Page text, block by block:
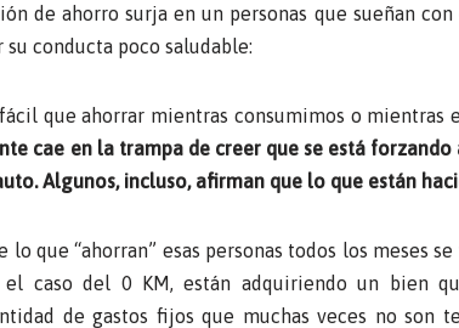
de ahorro surja en un personas que sueñan
conducta poco saludable:
que ahorrar mientras consumimos o mientras
cae en la trampa de creer que se está
Algunos, incluso, afirman que lo que están
que “ahorran” esas personas todos los meses
caso del 0 KM, están adquiriendo un bien
de gastos fijos que muchas veces no son